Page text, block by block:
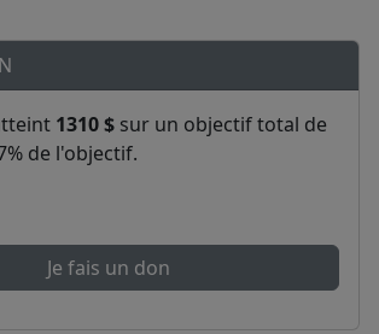
1310 $ sur un objectif total de
de l'objectif.
Je fais un don